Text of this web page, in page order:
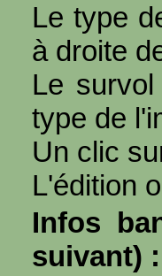
Le type
à droite
Le
type de
Un clic
L'édition
Infos
suivant) :